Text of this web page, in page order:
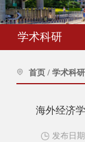
学术科研
首页 / 学术科研
海外经济
发布日